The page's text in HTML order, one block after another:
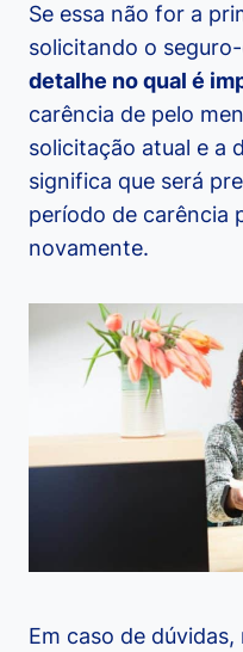
Se essa não for a
solicitando o
detalhe no qual é
carência de pelo
solicitação atual e a
significa que será
período de carência
novamente.
Em caso de